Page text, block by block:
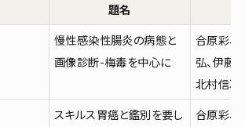
題名
慢性感染性腸炎の病態と
画像診断-梅毒を中心に
合原彩、
弘、伊藤
北村信次
スキルス胃癌と鑑別を要し
合原彩、